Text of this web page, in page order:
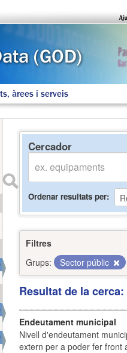
àrees i serveis
Cercador
Ordenar resultats per
Filtres
Grups:
Sector públic
Resultat de la
Endeutament municipal
Nivell d'endeutament
extern per a poder fer front